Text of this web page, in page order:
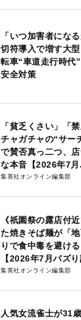
「いつ加害者にな
切符導入で増す大
転車“車道走行時代
安全対策
「貧乏くさい」「
チャガチャの“サ
で賛否真っ二つ、
な本音【2026年7月
集英社オンライン編集部
《祇園祭の露店付
た焼きそば麺が「
りで食中毒を避け
【2026年7月バズり
集英社オンライン編集部
人気女流雀士が31